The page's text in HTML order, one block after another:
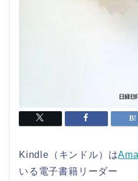
Kindle（キンドル）は
いる電子書籍リーダー